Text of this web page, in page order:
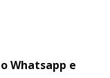
Whatsapp e